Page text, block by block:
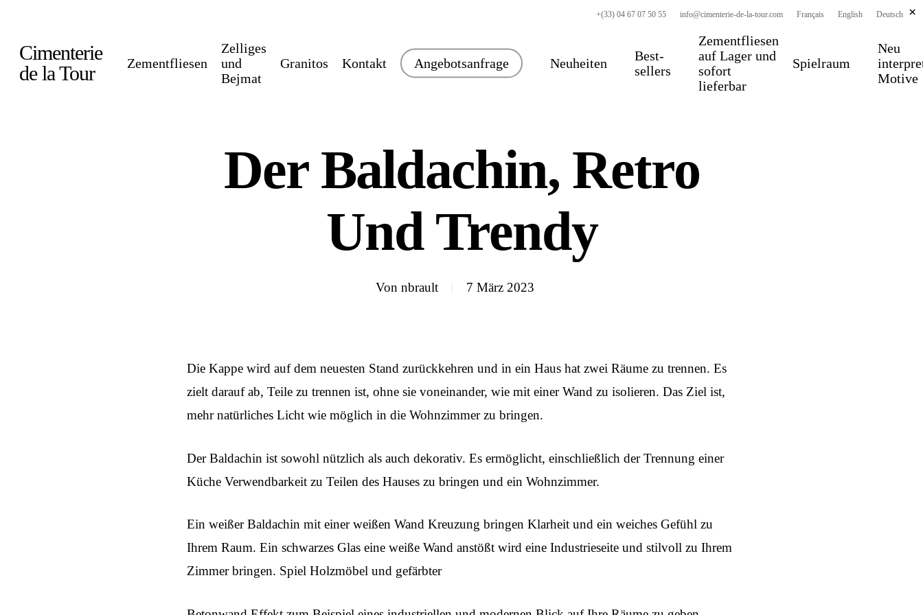
main
content
+(33) 04 67 07 50 55 info@cimenterie-de-la-tour.com Français English Deutsch
Hit enter to search or ESC to close
Cimenterie
de la Tour
Zementfliesen
Zelliges
und
Bejmat
Granitos Kontakt Angebotsanfrage Neuheiten
Best-
sellers
Zementfliesen
auf Lager und
sofort
lieferbar
Spielraum
Neu
Motive
Der Baldachin, Retro
Und Trendy
Von nbrault 7 März 2023
Die Kappe wird auf dem neuesten Stand zurückkehren und in ein Haus hat zwei Räume zu trennen. Es
zielt darauf ab, Teile zu trennen ist, ohne sie voneinander, wie mit einer Wand zu isolieren. Das Ziel ist,
mehr natürliches Licht wie möglich in die Wohnzimmer zu bringen.
Der Baldachin ist sowohl nützlich als auch dekorativ. Es ermöglicht, einschließlich der Trennung einer
Küche Verwendbarkeit zu Teilen des Hauses zu bringen und ein Wohnzimmer.
Ein weißer Baldachin mit einer weißen Wand Kreuzung bringen Klarheit und ein weiches Gefühl zu
Ihrem Raum. Ein schwarzes Glas eine weiße Wand anstößt wird eine Industrieseite und stilvoll zu Ihrem
Zimmer bringen. Spiel Holzmöbel und gefärbter
×